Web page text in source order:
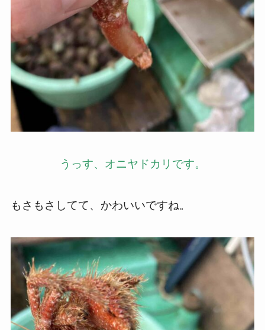
うっす、オニヤドカリです。
もさもさしてて、かわいいですね。